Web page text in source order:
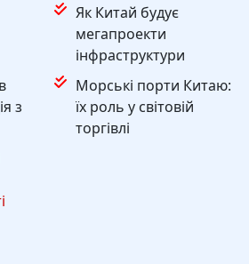
Як Китай будує
мегапроекти
інфраструктури
з
Морські порти Китаю:
їх роль у світовій
торгівлі